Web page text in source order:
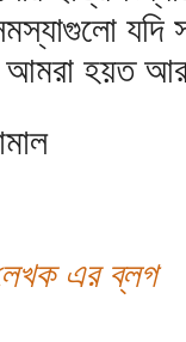
যদি
হয়ত
এর ব্লগ